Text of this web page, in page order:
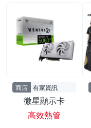
商店 有家資訊
微星顯示卡
高效熱管